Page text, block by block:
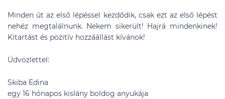
Minden út az első lépéssel kezdődik, csak ezt az első lépést
nehéz megtalálnunk. Nekem sikerült! Hajrá mindenkinek!
Kitartást és pozitív hozzáállást kívánok!
Üdvözlettel:
Skiba Edina
egy 16 hónapos kislány boldog anyukája